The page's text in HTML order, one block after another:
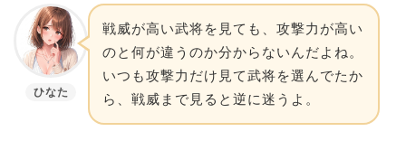
ひなた
戦威が高い武将を見ても、攻撃力が高い
のと何が違うのか分からないんだよね。
いつも攻撃力だけ見て武将を選んでたか
ら、戦威まで見ると逆に迷うよ。